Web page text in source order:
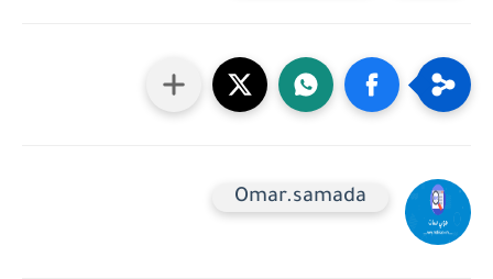
Omar.samada